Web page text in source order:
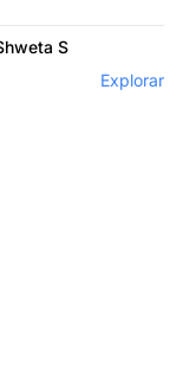
S
Explorar